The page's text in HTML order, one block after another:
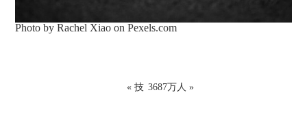
Photo by Rachel Xiao onPexels.com
« 技 3687万人 »